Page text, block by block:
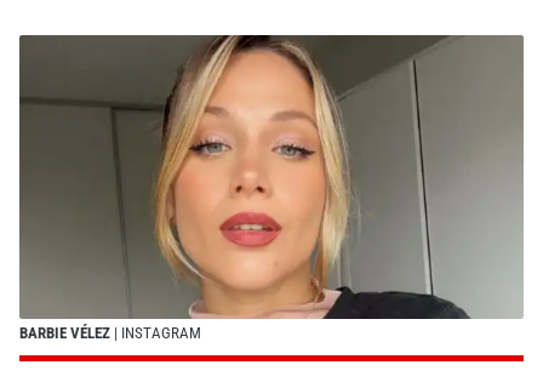
BARBIE VÉLEZ | INSTAGRAM